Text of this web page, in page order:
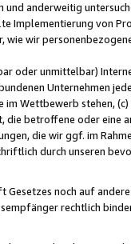
anderweitig
Implementierung von
wir
oder unmittelbar)
Unternehmen
Wettbewerb stehen, (c)
die betroffene oder eine
die wir ggf. im
durch unseren
noch auf
rechtlich